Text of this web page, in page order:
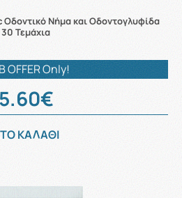
Νήμα και Οδοντογλυφίδα
30 Τεμάχια
OFFER Only!
5.60€
ΚΑΛΑΘΙ